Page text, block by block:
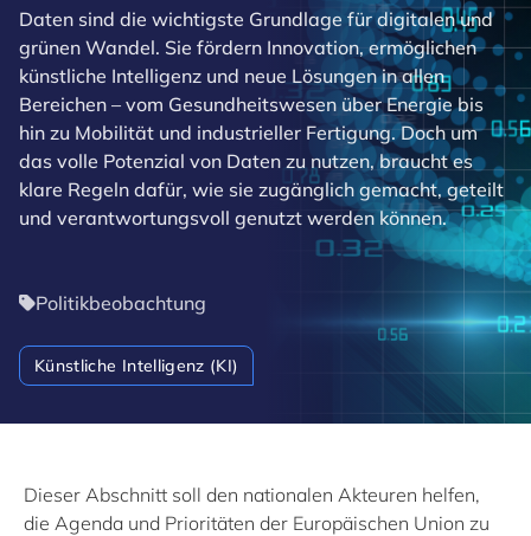
Daten sind die wichtigste Grundlage für digitalen und
grünen Wandel. Sie fördern Innovation, ermöglichen
künstliche Intelligenz und neue Lösungen in allen
Bereichen – vom Gesundheitswesen über Energie bis
hin zu Mobilität und industrieller Fertigung. Doch um
das volle Potenzial von Daten zu nutzen, braucht es
klare Regeln dafür, wie sie zugänglich gemacht, geteilt
und verantwortungsvoll genutzt werden können.
Politikbeobachtung
Künstliche Intelligenz (KI)
Dieser Abschnitt soll den nationalen Akteuren helfen,
die Agenda und Prioritäten der Europäischen Union zu